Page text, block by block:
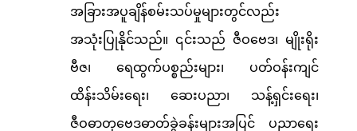
အခြားအပူချိန်စမ်းသပ်မှုများတွင်လည်း
အသုံးပြုနိုင်သည်။ ၎င်းသည် ဇီဝဗေဒ၊ မျိုးရိုး
ဗီဇ၊ ရေထွက်ပစ္စည်းများ၊ ပတ်ဝန်းကျင်
ထိန်းသိမ်းရေး၊ ဆေးပညာ၊ သန့်ရှင်းရေး၊
ဇီဝဓာတုဗေဒဓာတ်ခွဲခန်းများအပြင် ပညာရေး